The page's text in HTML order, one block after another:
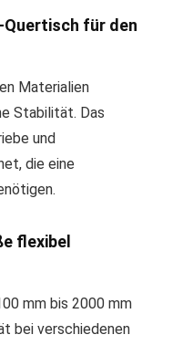
für den
Materialien
Stabilität. Das
und
die eine
flexibel
mm bis 2000 mm
bei verschiedenen